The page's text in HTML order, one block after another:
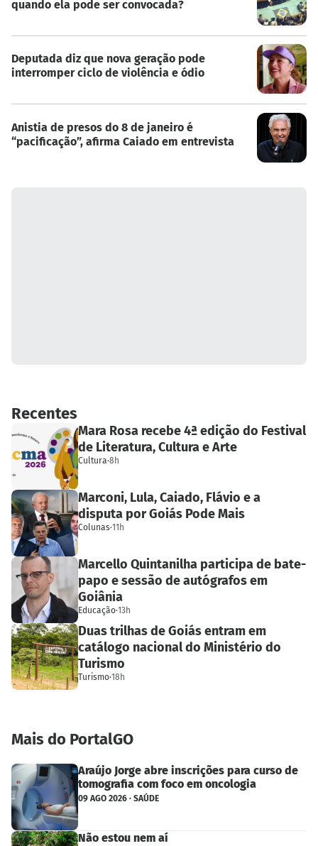
quando ela pode ser convocada?
Deputada diz que nova geração pode
interromper ciclo de violência e ódio
Anistia de presos do 8 de janeiro é
“pacificação”, afirma Caiado em entrevista
Recentes
Mara Rosa recebe 4ª edição do Festival
de Literatura, Cultura e Arte
Cultura·8h
Marconi, Lula, Caiado, Flávio e a
disputa por Goiás Pode Mais
Colunas·11h
Marcello Quintanilha participa de bate-
papo e sessão de autógrafos em
Goiânia
Educação·13h
Duas trilhas de Goiás entram em
catálogo nacional do Ministério do
Turismo
Turismo·18h
Mais do PortalGO
Araújo Jorge abre inscrições para curso de
tomografia com foco em oncologia
09 AGO 2026 · SAÚDE
Não estou nem aí